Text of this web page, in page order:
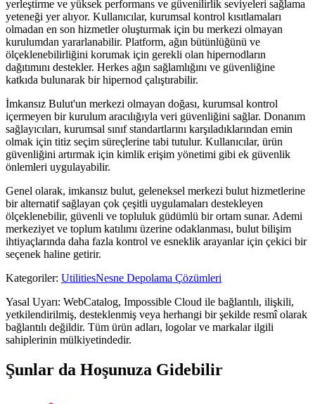
yerleştirme ve yüksek performans ve güvenilirlik seviyeleri sağlama
yeteneği yer alıyor. Kullanıcılar, kurumsal kontrol kısıtlamaları
olmadan en son hizmetler oluşturmak için bu merkezi olmayan
kurulumdan yararlanabilir. Platform, ağın bütünlüğünü ve
ölçeklenebilirliğini korumak için gerekli olan hipernodların
dağıtımını destekler. Herkes ağın sağlamlığını ve güvenliğine
katkıda bulunarak bir hipernod çalıştırabilir.
İmkansız Bulut'un merkezi olmayan doğası, kurumsal kontrol
içermeyen bir kurulum aracılığıyla veri güvenliğini sağlar. Donanım
sağlayıcıları, kurumsal sınıf standartlarını karşıladıklarından emin
olmak için titiz seçim süreçlerine tabi tutulur. Kullanıcılar, ürün
güvenliğini artırmak için kimlik erişim yönetimi gibi ek güvenlik
önlemleri uygulayabilir.
Genel olarak, imkansız bulut, geleneksel merkezi bulut hizmetlerine
bir alternatif sağlayan çok çeşitli uygulamaları destekleyen
ölçeklenebilir, güvenli ve topluluk güdümlü bir ortam sunar. Ademi
merkeziyet ve toplum katılımı üzerine odaklanması, bulut bilişim
ihtiyaçlarında daha fazla kontrol ve esneklik arayanlar için çekici bir
seçenek haline getirir.
Kategoriler: UtilitiesNesne Depolama Çözümleri
Yasal Uyarı: WebCatalog, Impossible Cloud ile bağlantılı, ilişkili,
yetkilendirilmiş, desteklenmiş veya herhangi bir şekilde resmî olarak
bağlantılı değildir. Tüm ürün adları, logolar ve markalar ilgili
sahiplerinin mülkiyetindedir.
Şunlar da Hoşunuza Gidebilir